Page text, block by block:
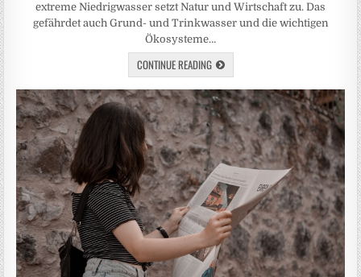
extreme Niedrigwasser setzt Natur und Wirtschaft zu. Das
gefährdet auch Grund- und Trinkwasser und die wichtigen
Ökosysteme…
CONTINUE READING